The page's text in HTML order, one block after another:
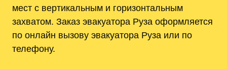
мест с вертикальным и горизонтальным
захватом. Заказ эвакуатора Руза оформляется
по онлайн вызову эвакуатора Руза или по
телефону.